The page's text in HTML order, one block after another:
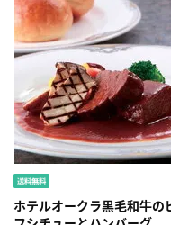
ホテルオークラ黒毛和牛の